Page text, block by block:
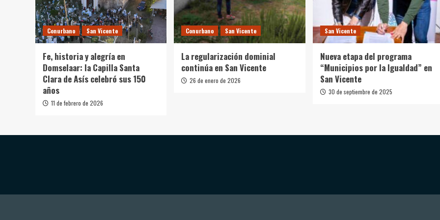
Conurbano San Vicente
Fe, historia y alegría en
Domselaar: la Capilla Santa
Clara de Asís celebró sus 150
años
11 de febrero de 2026
Conurbano San Vicente
La regularización dominial
continúa en San Vicente
26 de enero de 2026
San Vicente
Nueva etapa del programa
“Municipios por la Igualdad” en
San Vicente
30 de septiembre de 2025